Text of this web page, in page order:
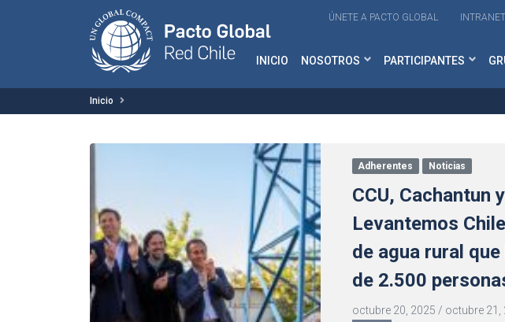
ÚNETE A PACTO GLOBAL INTRANET
INICIO NOSOTROS PARTICIPANTES
Inicio
Adherentes Noticias
CCU, Cachantun
Levantemos
de agua rural
de 2.500
octubre 20, 2025 / octubre 21,